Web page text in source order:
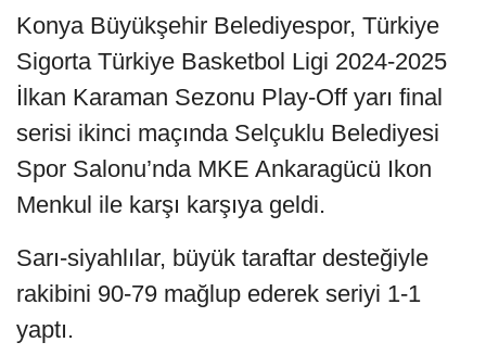
Konya Büyükşehir Belediyespor, Türkiye
Sigorta Türkiye Basketbol Ligi 2024-2025
İlkan Karaman Sezonu Play-Off yarı final
serisi ikinci maçında Selçuklu Belediyesi
Spor Salonu’nda MKE Ankaragücü Ikon
Menkul ile karşı karşıya geldi.
Sarı-siyahlılar, büyük taraftar desteğiyle
rakibini 90-79 mağlup ederek seriyi 1-1
yaptı.